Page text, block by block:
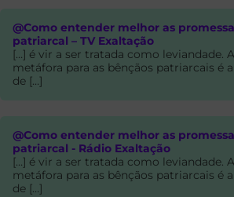
@Como entender melhor as
patriarcal – TV Exaltação
[…] é vir a ser tratada como leviandade.
metáfora para as bênçãos patriarcais é
de […]
@Como entender melhor as
patriarcal - Rádio Exaltação
[…] é vir a ser tratada como leviandade.
metáfora para as bênçãos patriarcais é
de […]